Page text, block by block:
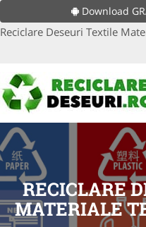
Download
Reciclare Deseuri Textile
RECICLARE
MATERIALE